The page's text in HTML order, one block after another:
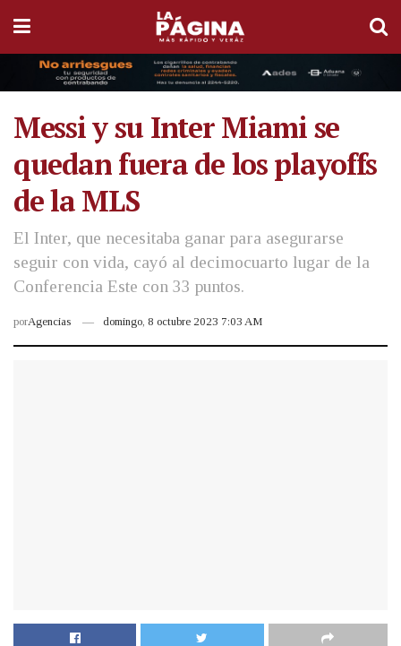
Messi y su Inter Miami se
quedan fuera de los playoffs
de la MLS
El Inter, que necesitaba ganar para asegurarse
seguir con vida, cayó al decimocuarto lugar de la
Conferencia Este con 33 puntos.
porAgencias domingo, 8 octubre 2023 7:03 AM